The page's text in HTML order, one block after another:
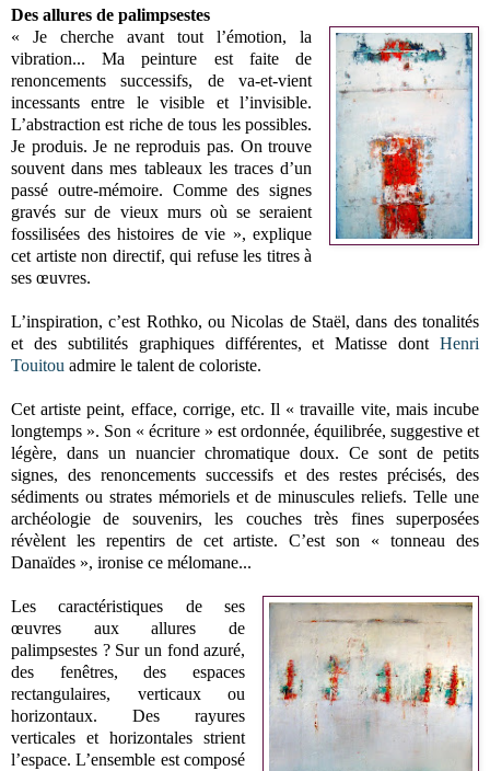
Des allures de palimpsestes
« Je cherche avant tout l’émotion, la
vibration... Ma peinture est faite de
renoncements successifs, de va-et-vient
incessants entre le visible et l’invisible.
L’abstraction est riche de tous les possibles.
Je produis. Je ne reproduis pas. On trouve
souvent dans mes tableaux les traces d’un
passé outre-mémoire. Comme des signes
gravés sur de vieux murs où se seraient
fossilisées des histoires de vie », explique
cet artiste non directif, qui refuse les titres à
ses œuvres.
L’inspiration, c’est Rothko, ou Nicolas de Staël, dans des tonalités
et des subtilités graphiques différentes, et Matisse dont Henri
Touitou admire le talent de coloriste.
Cet artiste peint, efface, corrige, etc. Il « travaille vite, mais incube
longtemps ». Son « écriture » est ordonnée, équilibrée, suggestive et
légère, dans un nuancier chromatique doux. Ce sont de petits
signes, des renoncements successifs et des restes précisés, des
sédiments ou strates mémoriels et de minuscules reliefs. Telle une
archéologie de souvenirs, les couches très fines superposées
révèlent les repentirs de cet artiste. C’est son « tonneau des
Danaïdes », ironise ce mélomane...
Les caractéristiques de ses
œuvres aux allures de
palimpsestes ? Sur un fond azuré,
des fenêtres, des espaces
rectangulaires, verticaux ou
horizontaux. Des rayures
verticales et horizontales strient
l’espace. L’ensemble est composé